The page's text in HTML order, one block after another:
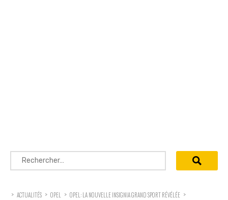
Rechercher :
> ACTUALITÉS > OPEL > OPEL: LA NOUVELLE INSIGNIA GRAND SPORT RÉVÉLÉE >